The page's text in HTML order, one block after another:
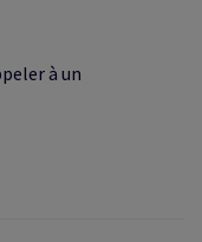
à un